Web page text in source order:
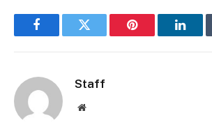
FacebookTwitter Pinterest
Staff
Website